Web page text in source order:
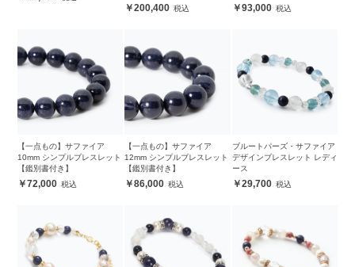
200,400 93,000
【一点もの】サファイア
10mm シンプルブレスレット
【鑑別書付き】
72,000
【一点もの】サファイア
12mm シンプルブレスレット
【鑑別書付き】
86,000
ブルートパーズ・サファイア
デザインブレスレット レディ
ース
29,700